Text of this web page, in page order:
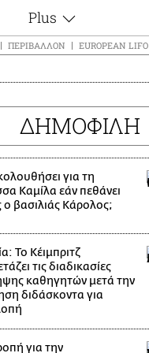
Plus
Θέματα
Videos
Αφιερώματα
Ζώδια
Εξομολογήσεις
Οι Αθηναίοι
Απώλειες
Επιλογές
ΠΕΡΙΒΆΛΛΟΝ EUROPEAN LIFO
ΔΗΜΟΦΙΛΗ
για τη
Καμίλα εάν πεθάνει
βασιλιάς Κάρολος;
Το Κέιμπριτζ
τις διαδικασίες
καθηγητών μετά την
διδάσκοντα για
για την